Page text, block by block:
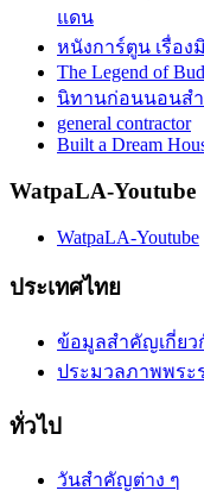
แดน
หนังการ์ตูน เรื่อ
The Legend of
นิทานก่อนนอนสำ
general contractor
Built a Dream
WatpaLA-Youtube
WatpaLA-Youtube
ประเทศไทย
ข้อมูลสำคัญเกี่ยว
ประมวลภาพพระ
ทั่วไป
วันสำคัญต่าง ๆ